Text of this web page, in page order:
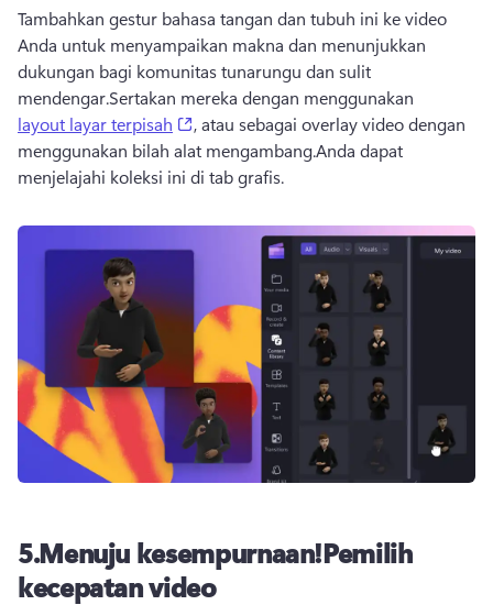
Tambahkan gestur bahasa tangan dan tubuh ini ke video
Anda untuk menyampaikan makna dan menunjukkan
dukungan bagi komunitas tunarungu dan sulit
mendengar.Sertakan mereka dengan menggunakan
layout layar terpisah
(opens in a new tab)
, atau sebagai overlay video dengan
menggunakan bilah alat mengambang.Anda dapat
menjelajahi koleksi ini di tab grafis.
5.Menuju kesempurnaan!Pemilih
kecepatan video